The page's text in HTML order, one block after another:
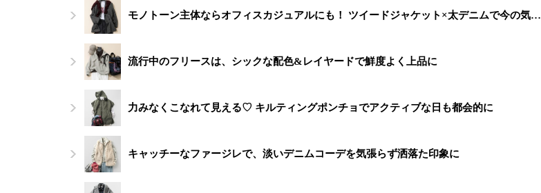
モノトーン主体ならオフィスカジュアルにも！ ツイードジャケット×太デニムで今の気…
流行中のフリースは、シックな配色&レイヤードで鮮度よく上品に
力みなくこなれて見える♡ キルティングポンチョでアクティブな日も都会的に
キャッチーなファージレで、淡いデニムコーデを気張らず洒落た印象に